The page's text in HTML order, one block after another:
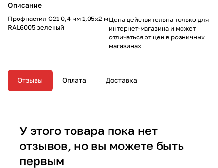
Описание
Профнастил С21 0,4 мм 1,05х2 м
RAL6005 зеленый
Цена действительна только для
интернет-магазина и может
отличаться от цен в розничных
магазинах
Отзывы Оплата Доставка
У этого товара пока нет
отзывов, но вы можете быть
первым